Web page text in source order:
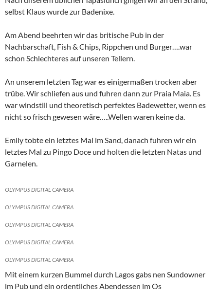
selbst Klaus wurde zur Badenixe.
Am Abend beehrten wir das britische Pub in der
Nachbarschaft, Fish & Chips, Rippchen und Burger….war
schon Schlechteres auf unseren Tellern.
An unserem letzten Tag war es einigermaßen trocken aber
trübe. Wir schliefen aus und fuhren dann zur Praia Maia. Es
war windstill und theoretisch perfektes Badewetter, wenn es
nicht so frisch gewesen wäre…..Wellen waren keine da.
Emily tobte ein letztes Mal im Sand, danach fuhren wir ein
letztes Mal zu Pingo Doce und holten die letzten Natas und
Garnelen.
OLYMPUS DIGITAL CAMERA
OLYMPUS DIGITAL CAMERA
OLYMPUS DIGITAL CAMERA
OLYMPUS DIGITAL CAMERA
OLYMPUS DIGITAL CAMERA
Mit einem kurzen Bummel durch Lagos gabs nen Sundowner
im Pub und ein ordentliches Abendessen im Os